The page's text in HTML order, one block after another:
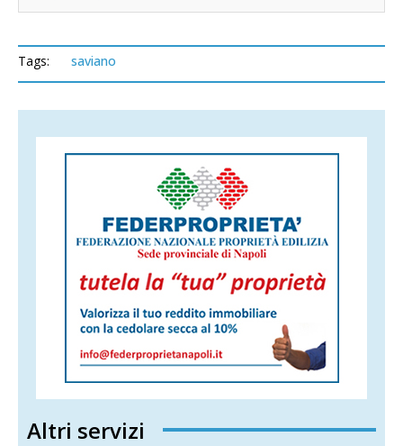
Tags: saviano
Altri servizi